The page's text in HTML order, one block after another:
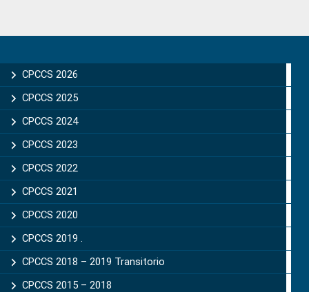
Sidebar
CPCCS 2026
CPCCS 2025
CPCCS 2024
CPCCS 2023
CPCCS 2022
CPCCS 2021
CPCCS 2020
CPCCS 2019 .
CPCCS 2018 – 2019 Transitorio
CPCCS 2015 – 2018